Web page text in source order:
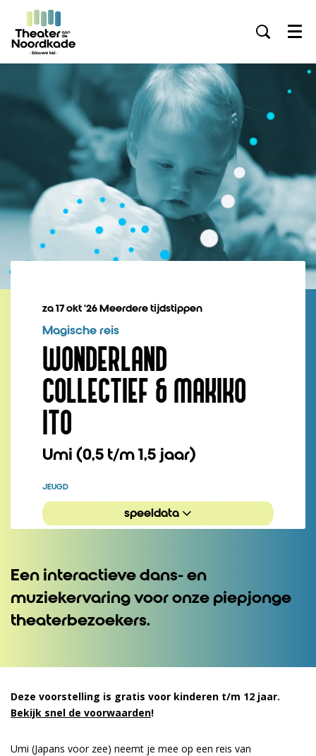
Menu
WONDERLAND
COLLECTIEF & MAKIKO
ITO
Umi (0,5 t/m 1,5 jaar)
Magische reis
za 17 okt ’26Meerdere tijdstippen
JEUGD
speeldata
Een interactieve dans- en
muziekervaring voor onze piepjonge
theaterbezoekers.
Deze voorstelling is gratis voor kinderen t/m 12 jaar.
Bekijk snel de voorwaarden!
Umi (Japans voor zee) neemt je mee op een reis van